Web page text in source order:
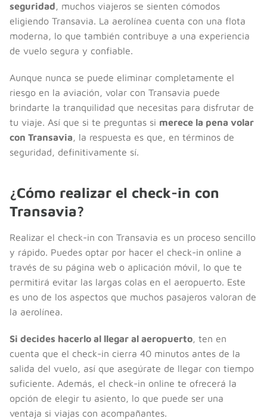
seguridad, muchos viajeros se sienten cómodos
eligiendo Transavia. La aerolínea cuenta con una flota
moderna, lo que también contribuye a una experiencia
de vuelo segura y confiable.
Aunque nunca se puede eliminar completamente el
riesgo en la aviación, volar con Transavia puede
brindarte la tranquilidad que necesitas para disfrutar de
tu viaje. Así que si te preguntas si merece la pena volar
con Transavia, la respuesta es que, en términos de
seguridad, definitivamente sí.
¿Cómo realizar el check-in con
Transavia?
Realizar el check-in con Transavia es un proceso sencillo
y rápido. Puedes optar por hacer el check-in online a
través de su página web o aplicación móvil, lo que te
permitirá evitar las largas colas en el aeropuerto. Este
es uno de los aspectos que muchos pasajeros valoran de
la aerolínea.
Si decides hacerlo al llegar al aeropuerto, ten en
cuenta que el check-in cierra 40 minutos antes de la
salida del vuelo, así que asegúrate de llegar con tiempo
suficiente. Además, el check-in online te ofrecerá la
opción de elegir tu asiento, lo que puede ser una
ventaja si viajas con acompañantes.